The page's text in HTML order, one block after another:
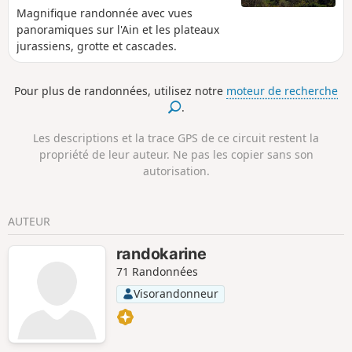
Magnifique randonnée avec vues
panoramiques sur l'Ain et les plateaux
jurassiens, grotte et cascades.
Pour plus de randonnées, utilisez notre moteur de recherche
.
Les descriptions et la trace GPS de ce circuit restent la
propriété de leur auteur. Ne pas les copier sans son
autorisation.
AUTEUR
randokarine
71 Randonnées
Visorandonneur